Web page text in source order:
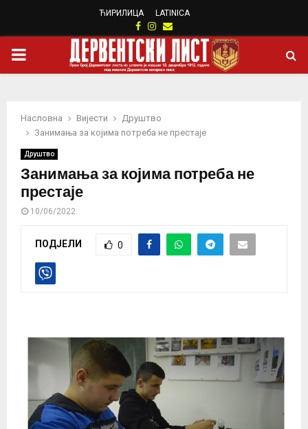
ЋИРИЛИЦА LATINICA
Facebook
Instagram
Email
PRIMARY
Насловна Вијести
Друштво
Занимања за којима потреба не престаје
Друштво
Занимања за којима потреба не
престаје
10/06/2022
ПОДЈЕЛИ 0